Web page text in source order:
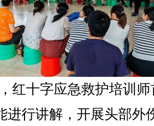
红十字应急救护培训
进行讲解，开展头部外